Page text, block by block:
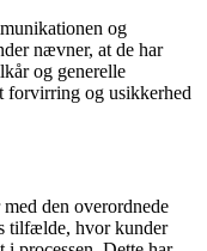
og
nævner, at de har
og generelle
forvirring og usikkerhed
den overordnede
tilfælde, hvor kunder